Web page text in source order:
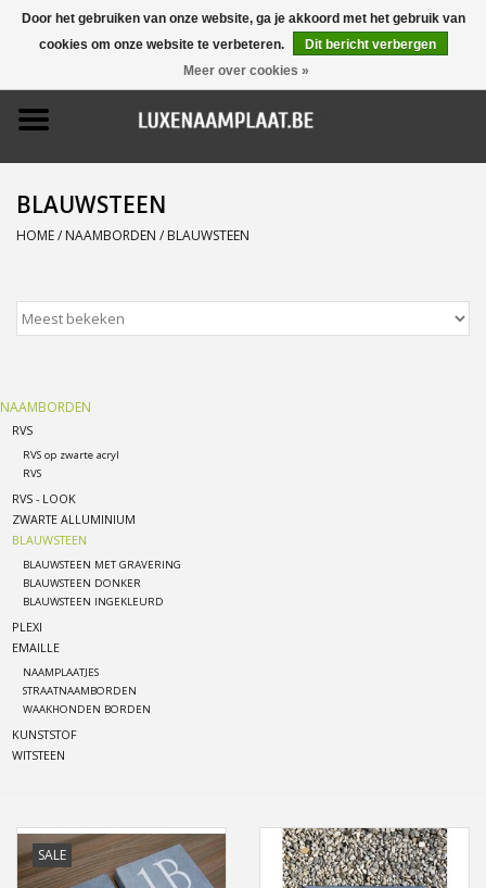
0 Artikelen - €0,00
Home
Promoties
Naamborden
Pictogrammen
Brievenbussen
Freesletters
Accessoires
Bestelling op maat
Cadeaubonnen
Portfolio
BLAUWSTEEN
HOME/ NAAMBORDEN / BLAUWSTEEN
NAAMBORDEN
RVS
RVS op zwarte acryl
RVS
RVS - LOOK
ZWARTE ALLUMINIUM
BLAUWSTEEN
BLAUWSTEEN MET GRAVERING
BLAUWSTEEN DONKER
BLAUWSTEEN INGEKLEURD
PLEXI
EMAILLE
NAAMPLAATJES
STRAATNAAMBORDEN
WAAKHONDEN BORDEN
KUNSTSTOF
WITSTEEN
SALE
Door het gebruiken van onze website, ga je akkoord met het gebruik van
cookies om onze website te verbeteren.
Dit bericht verbergen
Meer over cookies »